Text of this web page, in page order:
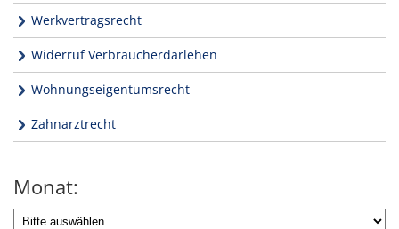
Werkvertragsrecht
Widerruf Verbraucherdarlehen
Wohnungseigentumsrecht
Zahnarztrecht
Monat: